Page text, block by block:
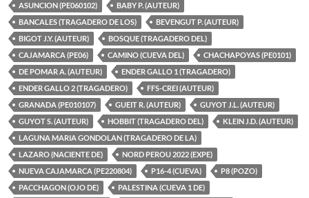
ASUNCION (PE060102)
BABY P. (AUTEUR)
BANCALES (TRAGADERO DE LOS)
BEVENGUT P. (AUTEUR)
BIGOT J.Y. (AUTEUR)
BOSQUE (TRAGADERO DEL)
CAJAMARCA (PE06)
CAMINO (CUEVA DEL)
CHACHAPOYAS (PE0101)
DE POMAR A. (AUTEUR)
ENDER GALLO 1 (TRAGADERO)
ENDER GALLO 2 (TRAGADERO)
FFS-CREI (AUTEUR)
GRANADA (PE010107)
GUEIT R. (AUTEUR)
GUYOT J.L. (AUTEUR)
GUYOT S. (AUTEUR)
HOBBIT (TRAGADERO DEL)
KLEIN J.D. (AUTEUR)
LAGUNA MARIA GONDOLAN (TRAGADERO DE LA)
LAZARO (NACIENTE DE)
NORD PEROU 2022 (EXPE)
NUEVA CAJAMARCA (PE220804)
P16-4 (CUEVA)
P8 (POZO)
PACCHAGON (OJO DE)
PALESTINA (CUEVA 1 DE)